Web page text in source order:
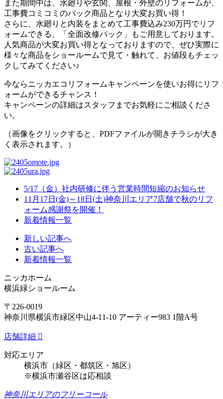
また期間中は、水廻りや玄関、屋根・外壁のリフォームが、
工事費コミコミのパック商品となり大変お買い得！
さらに、水廻りと内装をまとめて工事費込み230万円でリフ
ォームできる、「全面改修パック」もご用意しております。
人気商品が大変お買い得となっておりますので、ぜひ実際に
様々な商品をショールームで見て・触れて、お値段もチェッ
クしてみてください♪
今ならニッカエコリフォームキャンペーンを使いお得にリフ
ォームができるチャンス！
キャンペーンの詳細はスタッフまでお気軽にご相談くださ
い。
（画像をクリックすると、PDFファイルが開きチラシが大き
く表示されます。）
5/17（金）社内研修に伴う営業時間短縮のお知らせ
11月17日(金)～18日(土)神奈川エリア7店舗で秋のリフ
ォーム感謝祭を開催！
新着情報一覧
新しい記事へ
古い記事へ
新着情報一覧
ニッカホーム
横浜緑ショールーム
〒226-0019
神奈川県横浜市緑区中山4-11-10 アーティー983 1階A号
店舗詳細
対応エリア
横浜市（緑区・都筑区・旭区）
※横浜市瀬谷区は応相談
神奈川エリアのフリーコール